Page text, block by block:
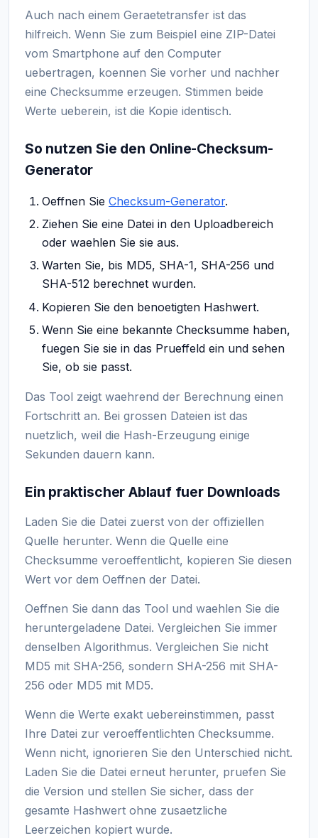
Auch nach einem Geraetetransfer ist das
hilfreich. Wenn Sie zum Beispiel eine ZIP-Datei
vom Smartphone auf den Computer
uebertragen, koennen Sie vorher und nachher
eine Checksumme erzeugen. Stimmen beide
Werte ueberein, ist die Kopie identisch.
So nutzen Sie den Online-Checksum-
Generator
Oeffnen Sie Checksum-Generator.
Ziehen Sie eine Datei in den Uploadbereich
oder waehlen Sie sie aus.
Warten Sie, bis MD5, SHA-1, SHA-256 und
SHA-512 berechnet wurden.
Kopieren Sie den benoetigten Hashwert.
Wenn Sie eine bekannte Checksumme haben,
fuegen Sie sie in das Prueffeld ein und sehen
Sie, ob sie passt.
Das Tool zeigt waehrend der Berechnung einen
Fortschritt an. Bei grossen Dateien ist das
nuetzlich, weil die Hash-Erzeugung einige
Sekunden dauern kann.
Ein praktischer Ablauf fuer Downloads
Laden Sie die Datei zuerst von der offiziellen
Quelle herunter. Wenn die Quelle eine
Checksumme veroeffentlicht, kopieren Sie diesen
Wert vor dem Oeffnen der Datei.
Oeffnen Sie dann das Tool und waehlen Sie die
heruntergeladene Datei. Vergleichen Sie immer
denselben Algorithmus. Vergleichen Sie nicht
MD5 mit SHA-256, sondern SHA-256 mit SHA-
256 oder MD5 mit MD5.
Wenn die Werte exakt uebereinstimmen, passt
Ihre Datei zur veroeffentlichten Checksumme.
Wenn nicht, ignorieren Sie den Unterschied nicht.
Laden Sie die Datei erneut herunter, pruefen Sie
die Version und stellen Sie sicher, dass der
gesamte Hashwert ohne zusaetzliche
Leerzeichen kopiert wurde.